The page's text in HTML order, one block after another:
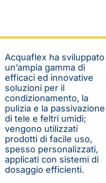
Acquaflex ha sviluppato
un’ampia gamma di
efficaci ed innovative
soluzioni per il
condizionamento, la
pulizia e la passivazione
di tele e feltri umidi;
vengono utilizzati
prodotti di facile uso,
spesso personalizzati,
applicati con sistemi di
dosaggio efficienti.